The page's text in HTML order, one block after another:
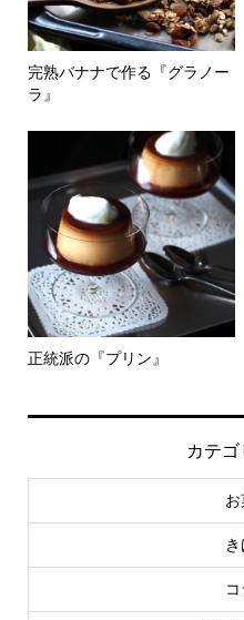
完熟バナナで作る『グラノー
ラ』
正統派の『プリン』
カテ